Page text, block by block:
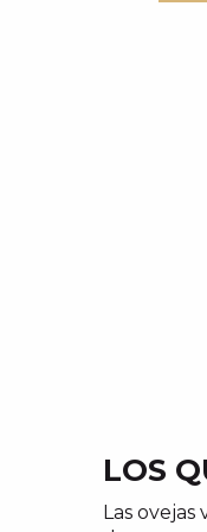
LOS
Las